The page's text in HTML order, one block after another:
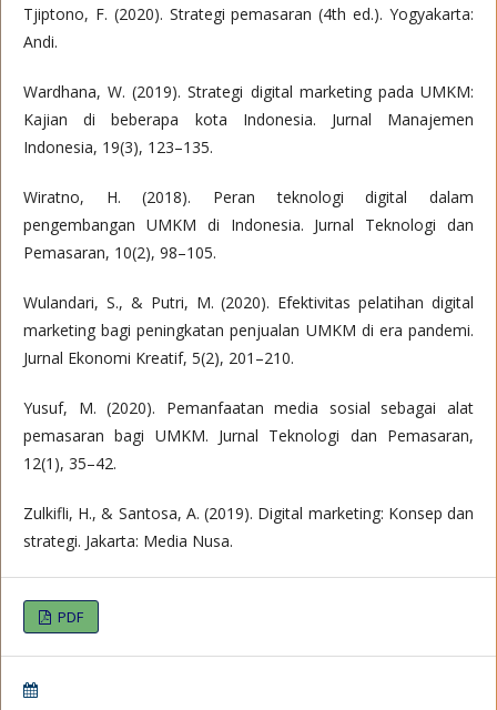
Tjiptono, F. (2020). Strategi pemasaran (4th ed.). Yogyakarta:
Andi.
Wardhana, W. (2019). Strategi digital marketing pada UMKM:
Kajian di beberapa kota Indonesia. Jurnal Manajemen
Indonesia, 19(3), 123–135.
Wiratno, H. (2018). Peran teknologi digital dalam
pengembangan UMKM di Indonesia. Jurnal Teknologi dan
Pemasaran, 10(2), 98–105.
Wulandari, S., & Putri, M. (2020). Efektivitas pelatihan digital
marketing bagi peningkatan penjualan UMKM di era pandemi.
Jurnal Ekonomi Kreatif, 5(2), 201–210.
Yusuf, M. (2020). Pemanfaatan media sosial sebagai alat
pemasaran bagi UMKM. Jurnal Teknologi dan Pemasaran,
12(1), 35–42.
Zulkifli, H., & Santosa, A. (2019). Digital marketing: Konsep dan
strategi. Jakarta: Media Nusa.
PDF